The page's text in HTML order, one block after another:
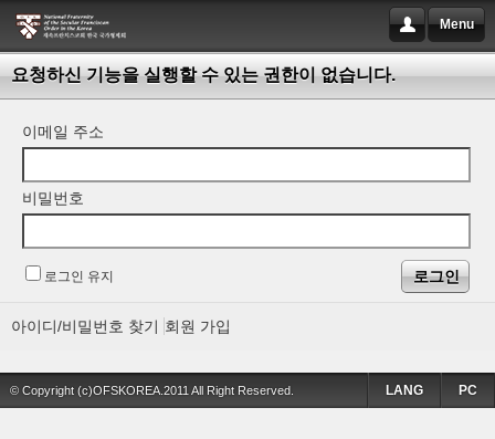
Menu
요청하신 기능을 실행할 수 있는 권한이 없습니다.
이메일 주소
비밀번호
로그인 유지
아이디/비밀번호 찾기 회원 가입
© Copyright (c)OFSKOREA.2011 All Right Reserved. PC
LANG